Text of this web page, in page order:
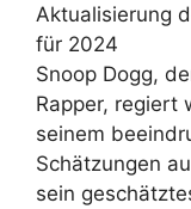
Aktualisierung
für 2024
Snoop Dogg,
Rapper, regiert
seinem
Schätzungen
sein